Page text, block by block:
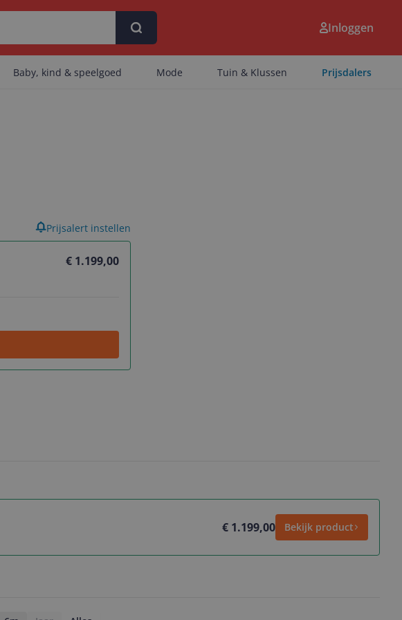
Inloggen
Baby, kind & speelgoed Mode Tuin & Klussen Prijsdalers
€ 1.199,00
Prijsalert instellen
€ 1.199,00 Bekijk product